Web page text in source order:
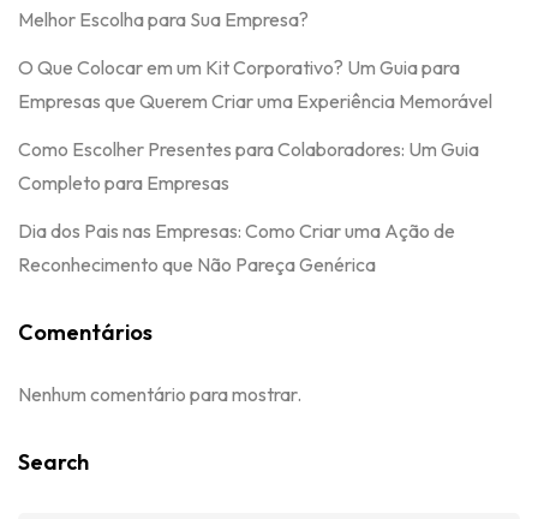
Melhor Escolha para Sua Empresa?
O Que Colocar em um Kit Corporativo? Um Guia para
Empresas que Querem Criar uma Experiência Memorável
Como Escolher Presentes para Colaboradores: Um Guia
Completo para Empresas
Dia dos Pais nas Empresas: Como Criar uma Ação de
Reconhecimento que Não Pareça Genérica
Comentários
Nenhum comentário para mostrar.
Search